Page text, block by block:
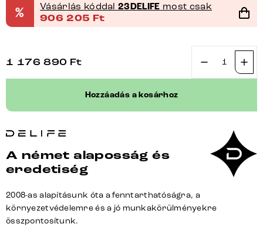
% Vásárlás kóddal23DELIFE most csak
906 205 Ft
1 176 890 Ft
Étkezőasztal
280x130
Laminam®
Sabbia
kerámia
fém
ferde
Hozzáadás a kosárhoz
A német alaposság és
eredetiség
2008-as alapításunk óta a fenntarthatóságra, a
környezetvédelemre és a jó munkakörülményekre
összpontosítunk.